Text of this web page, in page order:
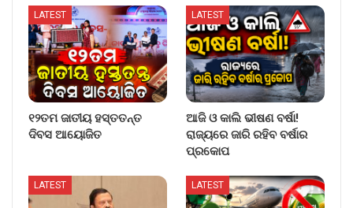
LATEST
୧୨ତମ ଜାତୀୟ ହସ୍ତତନ୍ତ
ଦିବସ ଆୟୋଜିତ
LATEST
ଆଜି ଓ କାଲି ଭୀଷଣ ବର୍ଷା!
ରାଜ୍ୟରେ ଜାରି ରହିବ ବର୍ଷାର
ପ୍ରକୋପ
LATEST LATEST